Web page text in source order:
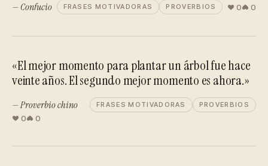
— Confucio FRASES MOTIVADORAS PROVERBIOS 0 0
«El mejor momento para plantar un árbol fue hace
veinte años. El segundo mejor momento es ahora.»
— Proverbio chino FRASES MOTIVADORAS PROVERBIOS
0 0